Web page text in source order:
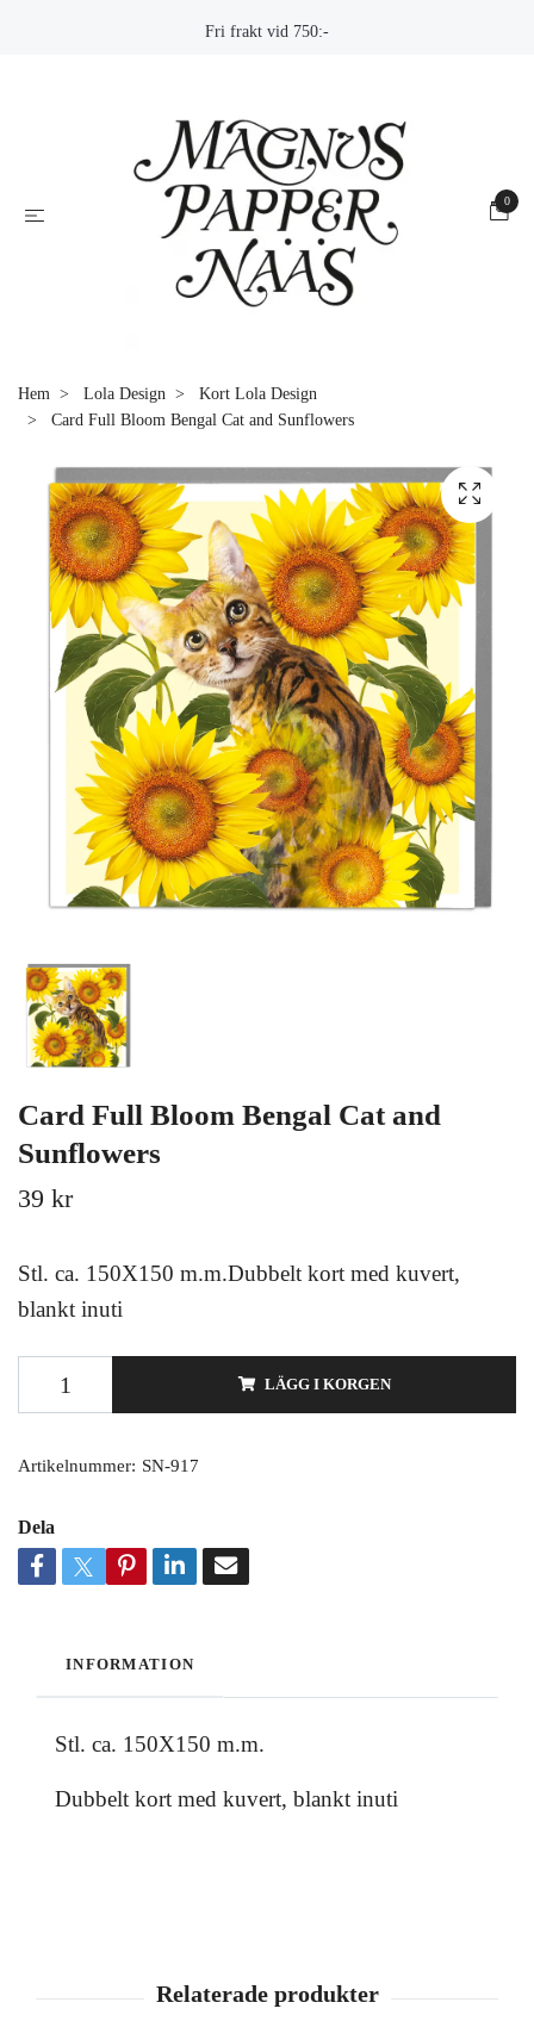
Fri frakt vid 750:-
0
Hem Lola Design
Kort Lola Design
Card Full Bloom Bengal Cat and Sunflowers
Card Full Bloom Bengal Cat and
Sunflowers
39 kr
Stl. ca. 150X150 m.m.Dubbelt kort med kuvert,
blankt inuti
LÄGG I KORGEN
Artikelnummer: SN-917
Dela
INFORMATION
Stl. ca. 150X150 m.m.
Dubbelt kort med kuvert, blankt inuti